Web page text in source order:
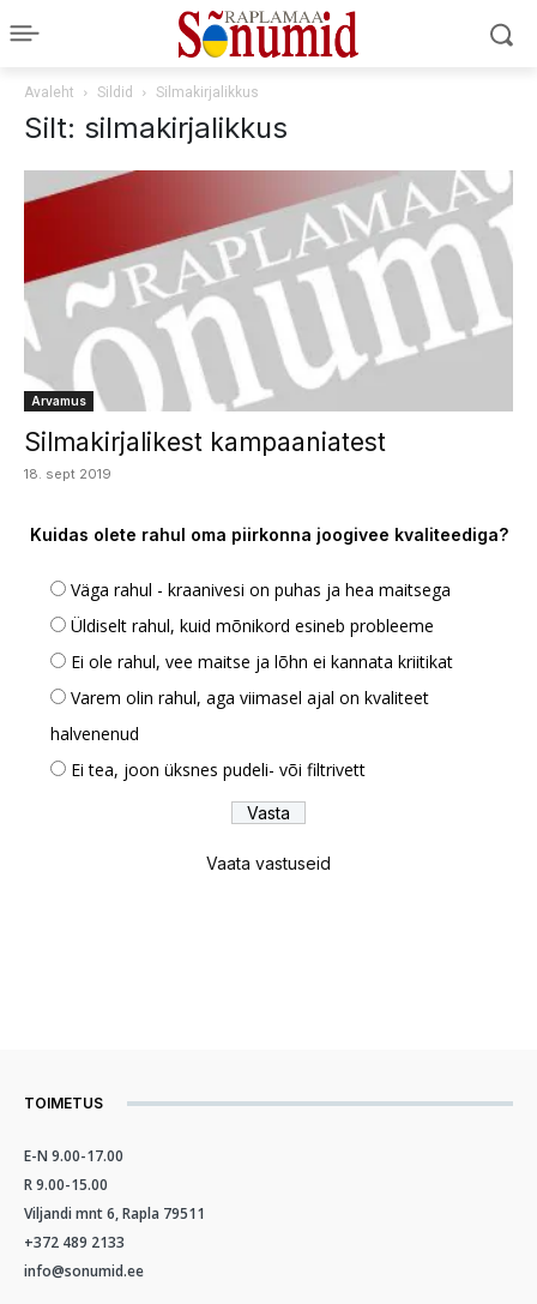
Avaleht Sildid Silmakirjalikkus
Silt: silmakirjalikkus
Arvamus
Silmakirjalikest kampaaniatest
18. sept 2019
Kuidas olete rahul oma piirkonna joogivee kvaliteediga?
Väga rahul - kraanivesi on puhas ja hea maitsega
Üldiselt rahul, kuid mõnikord esineb probleeme
Ei ole rahul, vee maitse ja lõhn ei kannata kriitikat
Varem olin rahul, aga viimasel ajal on kvaliteet
halvenenud
Ei tea, joon üksnes pudeli- või filtrivett
Vaata vastuseid
TOIMETUS
E-N 9.00-17.00
R 9.00-15.00
Viljandi mnt 6, Rapla 79511
+372 489 2133
info@sonumid.ee